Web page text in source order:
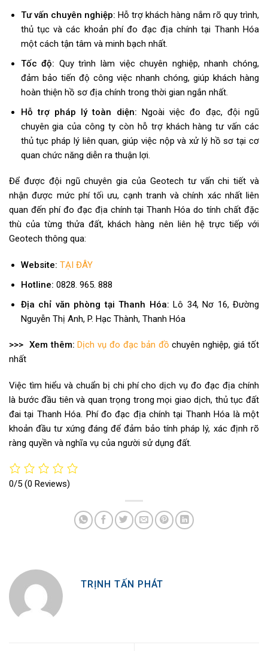
Tư vấn chuyên nghiệp: Hỗ trợ khách hàng nắm rõ quy trình,
thủ tục và các khoản phí đo đạc địa chính tại Thanh Hóa
một cách tận tâm và minh bạch nhất.
Tốc độ: Quy trình làm việc chuyên nghiệp, nhanh chóng,
đảm bảo tiến độ công việc nhanh chóng, giúp khách hàng
hoàn thiện hồ sơ địa chính trong thời gian ngắn nhất.
Hỗ trợ pháp lý toàn diện: Ngoài việc đo đạc, đội ngũ
chuyên gia của công ty còn hỗ trợ khách hàng tư vấn các
thủ tục pháp lý liên quan, giúp việc nộp và xử lý hồ sơ tại cơ
quan chức năng diễn ra thuận lợi.
Để được đội ngũ chuyên gia của Geotech tư vấn chi tiết và
nhận được mức phí tối ưu, cạnh tranh và chính xác nhất liên
quan đến phí đo đạc địa chính tại Thanh Hóa do tính chất đặc
thù của từng thửa đất, khách hàng nên liên hệ trực tiếp với
Geotech thông qua:
Website: TẠI ĐÂY
Hotline: 0828. 965. 888
Địa chỉ văn phòng tại Thanh Hóa: Lô 34, Nơ 16, Đường
Nguyễn Thị Anh, P. Hạc Thành, Thanh Hóa
>>> Xem thêm: Dịch vụ đo đạc bản đồ chuyên nghiệp, giá tốt
nhất
Việc tìm hiểu và chuẩn bị chi phí cho dịch vụ đo đạc địa chính
là bước đầu tiên và quan trọng trong mọi giao dịch, thủ tục đất
đai tại Thanh Hóa. Phí đo đạc địa chính tại Thanh Hóa là một
khoản đầu tư xứng đáng để đảm bảo tính pháp lý, xác định rõ
ràng quyền và nghĩa vụ của người sử dụng đất.
0/5 (0 Reviews)
TRỊNH TẤN PHÁT